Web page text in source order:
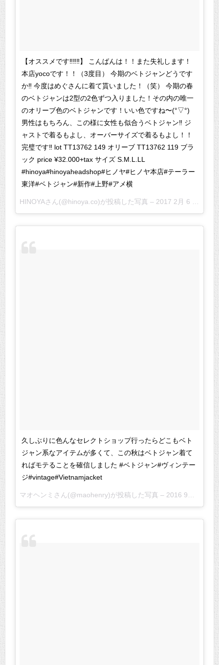
【オススメです‼︎‼︎‼︎】 こんばんは！！また失礼します！
本店yocoです！！（3度目） 今期のベトジャンどうです
か‼︎ 今度はめぐさんに着て貰いました！（笑） 今期の春
のベトジャンは2型の2色ずつ入りました！その内の唯一
のオリーブ色のベトジャンです！いい色ですね〜(°▽°)
男性はもちろん、この様に女性も似合うベトジャン‼︎ ジ
ャストで着るもよし、オーバーサイズで着るもよし！！
完璧です‼︎ lot TT13762 149 オリーブ TT13762 119 ブラ
ック price ¥32.000+tax サイズ S.M.L.LL
#hinoya#hinoyaheadshop#ヒノヤ#ヒノヤ本店#テーラー
東洋#ベトジャン#新作#上野#アメ横
HINOYAさん(@hinoya.co)が投稿した写真 – 2017 2月 6 2:26午前 PST
久しぶりに色んなセレクトショップ行ったらどこもベト
ジャン系なアイテムが多くて、この秋はベトジャン着て
ればモテることを確信しました #ベトジャン#ヴィンテー
ジ#vintage#Vietnamjacket
マオヘンミさん(@maohenry)が投稿した写真 – 2016 9月 1 5:30午前 PDT